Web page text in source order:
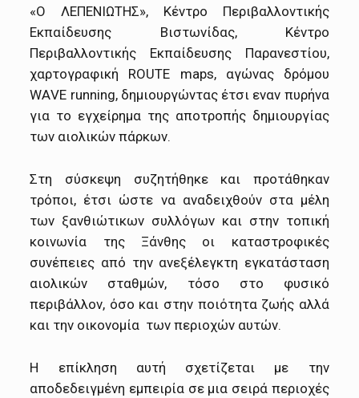
«Ο ΛΕΠΕΝΙΩΤΗΣ», Κέντρο Περιβαλλοντικής
Εκπαίδευσης Βιστωνίδας, Κέντρο
Περιβαλλοντικής Εκπαίδευσης Παρανεστίου,
χαρτογραφική ROUTE maps, αγώνας δρόμου
WΑVE running, δημιουργώντας έτσι εναν πυρήνα
για το εγχείρημα της αποτροπής δημιουργίας
των αιολικών πάρκων.
Στη σύσκεψη συζητήθηκε και προτάθηκαν
τρόποι, έτσι ώστε να αναδειχθούν στα μέλη
των ξανθιώτικων συλλόγων και στην τοπική
κοινωνία της Ξάνθης οι καταστροφικές
συνέπειες από την ανεξέλεγκτη εγκατάσταση
αιολικών σταθμών, τόσο στο φυσικό
περιβάλλον, όσο και στην ποιότητα ζωής αλλά
και την οικονομία των περιοχών αυτών.
Η επίκληση αυτή σχετίζεται με την
αποδεδειγμένη εμπειρία σε μια σειρά περιοχές